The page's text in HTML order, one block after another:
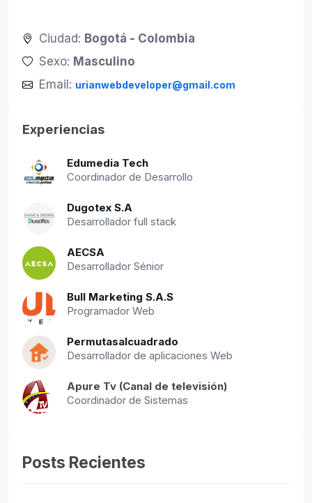
Ciudad: Bogotá - Colombia
Sexo: Masculino
Email: urianwebdeveloper@gmail.com
Experiencias
Edumedia Tech
Coordinador de Desarrollo
Dugotex S.A
Desarrollador full stack
AECSA
Desarrollador Sénior
Bull Marketing S.A.S
Programador Web
Permutasalcuadrado
Desarrollador de aplicaciones Web
Apure Tv (Canal de televisión)
Coordinador de Sistemas
Posts Recientes